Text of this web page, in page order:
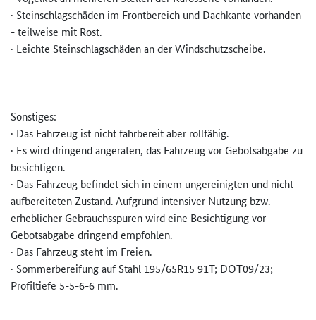
· Steinschlagschäden im Frontbereich und Dachkante vorhanden
- teilweise mit Rost.
· Leichte Steinschlagschäden an der Windschutzscheibe.
Sonstiges:
· Das Fahrzeug ist nicht fahrbereit aber rollfähig.
· Es wird dringend angeraten, das Fahrzeug vor Gebotsabgabe zu
besichtigen.
· Das Fahrzeug befindet sich in einem ungereinigten und nicht
aufbereiteten Zustand. Aufgrund intensiver Nutzung bzw.
erheblicher Gebrauchsspuren wird eine Besichtigung vor
Gebotsabgabe dringend empfohlen.
· Das Fahrzeug steht im Freien.
· Sommerbereifung auf Stahl 195/65R15 91T; DOT09/23;
Profiltiefe 5-5-6-6 mm.